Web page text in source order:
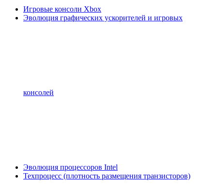
Игровые консоли Xbox
Эволюция графических ускорителей и игровых
консолей
Эволюция процессоров Intel
Техпроцесс (плотность размещения транзисторов)